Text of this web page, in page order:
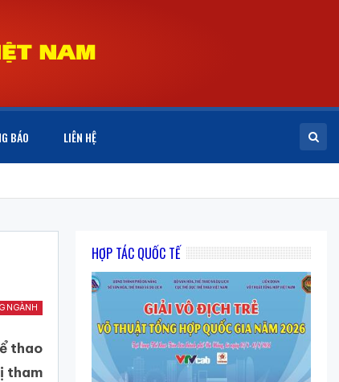
BÁO LIÊN HỆ
NGÀNH
thao
tham
HỢP TÁC QUỐC TẾ